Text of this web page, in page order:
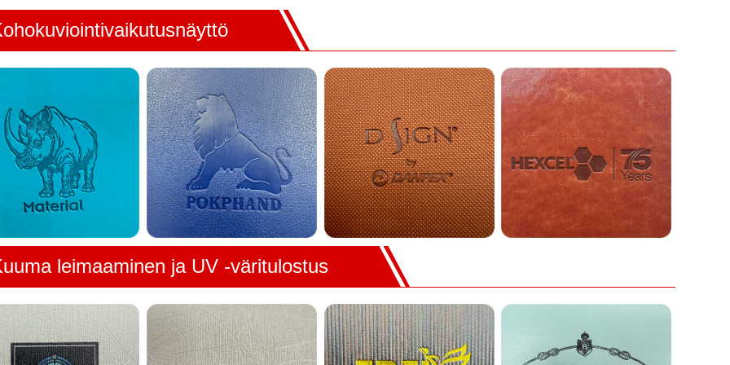
leimaaminen ja UV -väritulostus